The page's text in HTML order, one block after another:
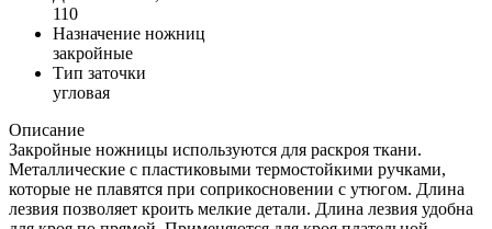
110
Назначение ножниц
закройные
Тип заточки
угловая
Описание
Закройные ножницы используются для раскроя ткани.
Металлические с пластиковыми термостойкими ручками,
которые не плавятся при соприкосновении с утюгом. Длина
лезвия позволяет кроить мелкие детали. Длина лезвия удобна